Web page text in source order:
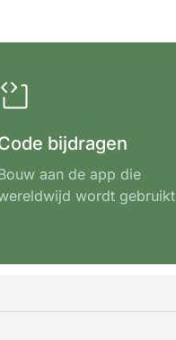
bijdragen
aan de app die
wordt gebruikt